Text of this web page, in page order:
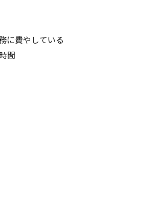
に費やしている
間